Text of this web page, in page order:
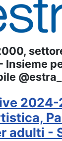
Insieme
2024-
adulti -